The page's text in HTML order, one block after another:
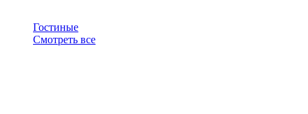
Гостиные
Смотреть все